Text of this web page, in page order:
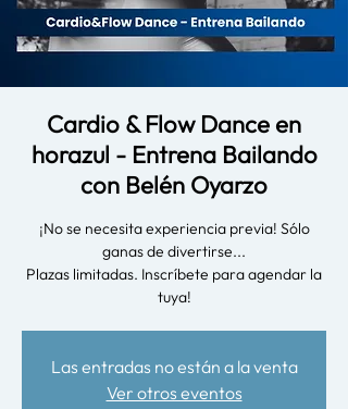
Cardio & Flow Dance en
horazul - Entrena Bailando
con Belén Oyarzo
¡No se necesita experiencia previa! Sólo
ganas de divertirse...
Plazas limitadas. Inscríbete para agendar la
tuya!
Las entradas no están a la venta
Ver otros eventos